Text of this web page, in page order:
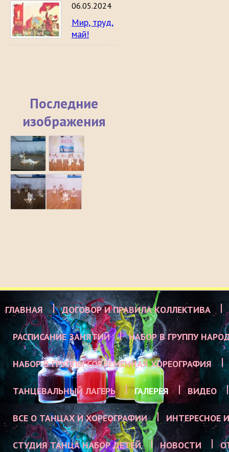
06.05.2024
Мир, труд,
май!
Последние
изображения
ГЛАВНАЯ ДОГОВОР И ПРАВИЛА КОЛЛЕКТИВА
РАСПИСАНИЕ ЗАНЯТИЙ НАБОР В ГРУППУ
НАБОР В ГРУППЫ СОВРЕМЕННАЯ ХОРЕОГРАФИЯ
ТАНЦЕВАЛЬНЫЙ ЛАГЕРЬ ГАЛЕРЕЯ ВИДЕО
ВСЕ О ТАНЦАХ И ХОРЕОГРАФИИ ИНТЕРЕСНОЕ
СТУДИЯ ТАНЦА НАБОР ДЕТЕЙ НОВОСТИ